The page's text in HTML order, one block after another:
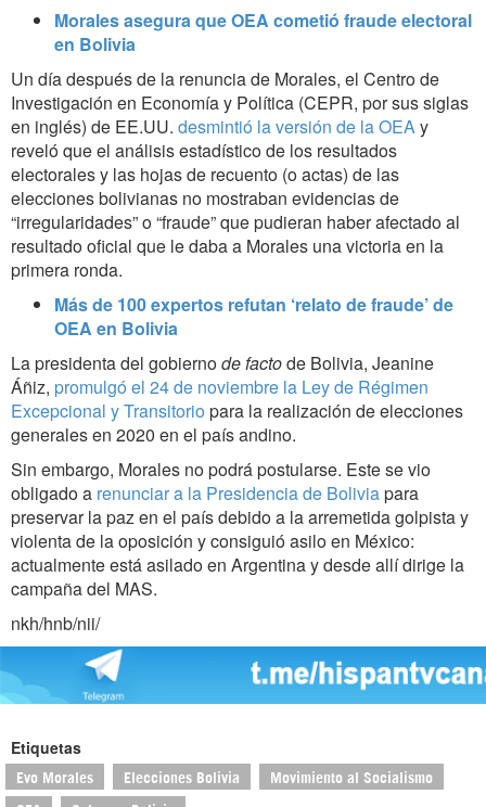
Morales asegura que OEA cometió fraude electoral
en Bolivia
Un día después de la renuncia de Morales, el Centro de
Investigación en Economía y Política (CEPR, por sus siglas
en inglés) de EE.UU. desmintió la versión de la OEAy
reveló que el análisis estadístico de los resultados
electorales y las hojas de recuento (o actas) de las
elecciones bolivianas no mostraban evidencias de
“irregularidades” o “fraude” que pudieran haber afectado al
resultado oficial que le daba a Morales una victoria en la
primera ronda.
Más de 100 expertos refutan ‘relato de fraude’ de
OEA en Bolivia
La presidenta del gobiernode factode Bolivia, Jeanine
Áñiz, promulgó el 24 de noviembre la Ley de Régimen
Excepcional y Transitorio para la realización de elecciones
generales en 2020 en el país andino.
Sin embargo, Morales no podrá postularse. Este se vio
obligado a renunciar a la Presidencia de Boliviapara
preservar la paz en el país debido a la arremetida golpista y
violenta de la oposición y consiguió asilo en México:
actualmente está asilado en Argentina y desde allí dirige la
campaña del MAS.
nkh/hnb/nii/
Etiquetas
Evo Morales Elecciones Bolivia Movimiento al Socialismo